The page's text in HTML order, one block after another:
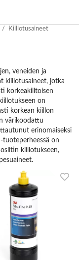
/ Kiillotusaineet
veneiden ja
kiillotusaineet, jotka
korkeakiiltoisen
on
korkean kiillon
värikoodattu
erinomaiseksi
tuoteperheessä on
kiillotukseen,